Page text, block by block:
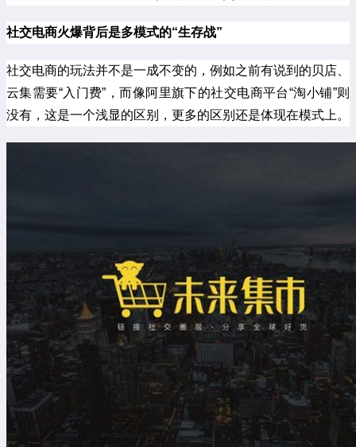
社交电商火爆背后是多模式的“生存战”
社交电商的玩法并不是一成不变的，例如之前有说到的贝店、
云集需要“入门费”，而像阿里旗下的社交电商平台“淘小铺”则
没有，这是一个浅显的区别，更多的区别还是体现在模式上。